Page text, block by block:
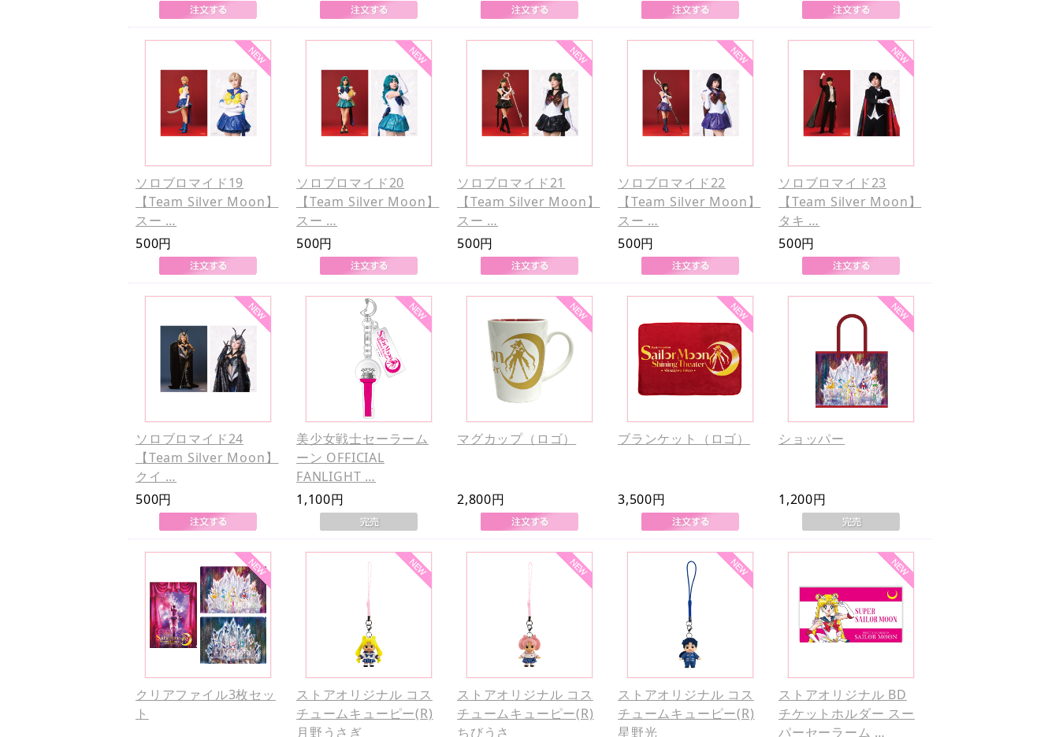
ソロブロマイド19
【Team Silver Moon】
スー …
500円
ソロブロマイド20
【Team Silver Moon】
スー …
500円
ソロブロマイド21
【Team Silver Moon】
スー …
500円
ソロブロマイド22
【Team Silver Moon】
スー …
500円
ソロブロマイド23
【Team Silver Moon】
タキ …
500円
ソロブロマイド24
【Team Silver Moon】
クイ …
500円
美少女戦士セーラーム
ーン OFFICIAL
FANLIGHT …
1,100円
マグカップ（ロゴ）
2,800円
ブランケット（ロゴ）
3,500円
ショッパー
1,200円
クリアファイル3枚セッ
ト
ストアオリジナル コス
チュームキューピー(R)
月野うさぎ
ストアオリジナル コス
チュームキューピー(R)
ちびうさ
ストアオリジナル コス
チュームキューピー(R)
星野光
ストアオリジナル BD
チケットホルダー スー
パーセーラーム …